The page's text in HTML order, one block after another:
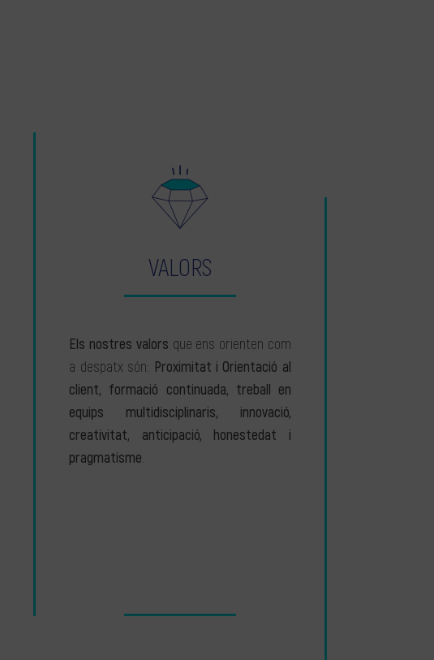
VALORS
Els nostres valors que ens orienten com
a despatx són: Proximitat i Orientació al
client, formació continuada, treball en
equips multidisciplinaris, innovació,
creativitat, anticipació, honestedat i
pragmatisme.